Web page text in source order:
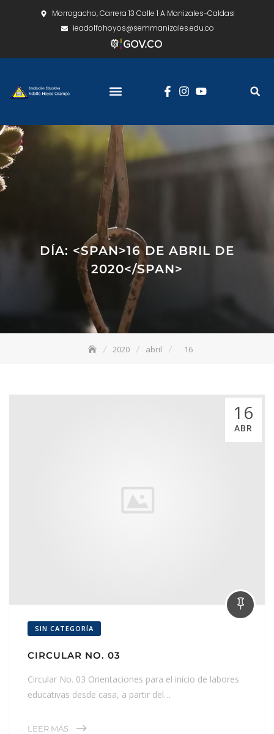
Morrogacho, Carrera 13 Calle 1 A Manizales-Caldas
ieadolfohoyos@semmanizales.edu.co
DÍA: <SPAN>16 DE ABRIL DE
2020</SPAN>
2020 abril 16
16
ABR
SIN CATEGORÍA
CIRCULAR NO. 03
Circular No. 03 Orientaciones para el inicio de labores
educativas desde casa, a partir del…
LEER MÁS